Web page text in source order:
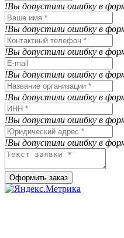
!Вы допустили ошибку в
!Вы допустили ошибку в
!Вы допустили ошибку в
!Вы допустили ошибку в
!Вы допустили ошибку в
!Вы допустили ошибку в
!Вы допустили ошибку в
Оформить заказ